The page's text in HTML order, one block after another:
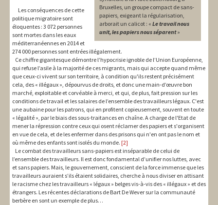
Bruxelles, un groupe compact de sans-
papiers, exigeant la régularisation,
arborait un calicot : « Le travail nous
unit, les papiers nous séparent»
Les conséquences de cette
politique migratoire sont
éloquentes : 3 072 personnes
sont mortes dans les eaux
méditerranéennes en 2014 et
274 000 personnes sont entrées illégalement.
Ce chiffre gigantesque démontre l’hypocrisie ignoble de l’Union Européenne,
qui refuse l’asile à la majorité de ces migrants, mais qui accepte quand même
que ceux-ci vivent sur son territoire, à condition qu'ils restent précisément
cela, des « illégaux », dépourvus de droits, et donc une main-d’œuvre bon
marché, exploitable et corvéable à merci, et qui, de plus, fait pression sur les
conditions de travail et les salaires de l’ensemble des travailleurs légaux. C'est
une aubaine pour les patrons, qui en profitent copieusement, souvent en toute
« légalité », par le biais des sous-traitances en chaîne. A charge de l'Etat de
mener la répression contre ceux qui osent réclamer des papiers et s'organisent
en vue de cela, et de les enfermer dans des prisons qui n'en ont pas le nom et
où même des enfants sont isolés du monde. [2]
Le combat des travailleurs sans-papiers est inséparable de celui de
l’ensemble des travailleurs. Il est donc fondamental d’unifier nos luttes, avec
et sans papiers. Mais, le gouvernement, conscient de la force immense que les
travailleurs auraient s’ils étaient solidaires, cherche à nous diviser en attisant
le racisme chez les travailleurs « légaux » belges vis-à-vis des « illégaux » et des
étrangers. Les récentes déclarations de Bart De Wever sur la communauté
berbère en sont un exemple de plus…